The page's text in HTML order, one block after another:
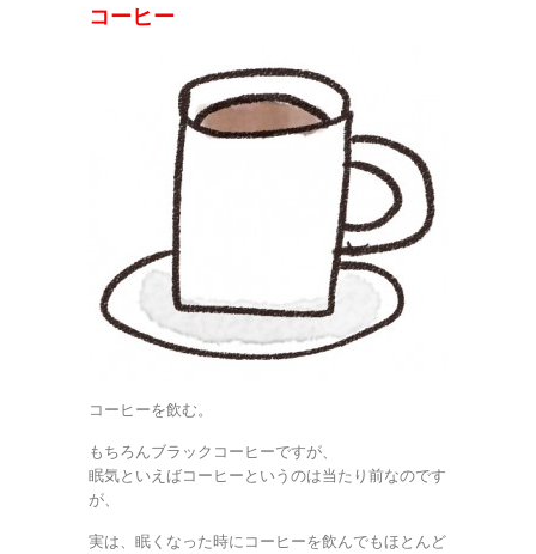
コーヒー
コーヒーを飲む。
もちろんブラックコーヒーですが、
眠気といえばコーヒーというのは当たり前なのです
が、
実は、眠くなった時にコーヒーを飲んでもほとんど